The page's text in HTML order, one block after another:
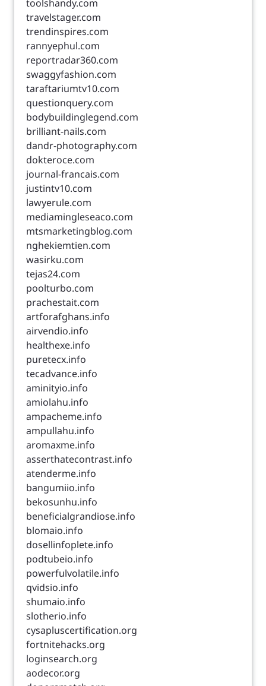
toolshandy.com
travelstager.com
trendinspires.com
rannyephul.com
reportradar360.com
swaggyfashion.com
taraftariumtv10.com
questionquery.com
bodybuildinglegend.com
brilliant-nails.com
dandr-photography.com
dokteroce.com
journal-francais.com
justintv10.com
lawyerule.com
mediamingleseaco.com
mtsmarketingblog.com
nghekiemtien.com
wasirku.com
tejas24.com
poolturbo.com
prachestait.com
artforafghans.info
airvendio.info
healthexe.info
puretecx.info
tecadvance.info
aminityio.info
amiolahu.info
ampacheme.info
ampullahu.info
aromaxme.info
asserthatecontrast.info
atenderme.info
bangumiio.info
bekosunhu.info
beneficialgrandiose.info
blomaio.info
dosellinfoplete.info
podtubeio.info
powerfulvolatile.info
qvidsio.info
shumaio.info
slotherio.info
cysapluscertification.org
fortnitehacks.org
loginsearch.org
aodecor.org